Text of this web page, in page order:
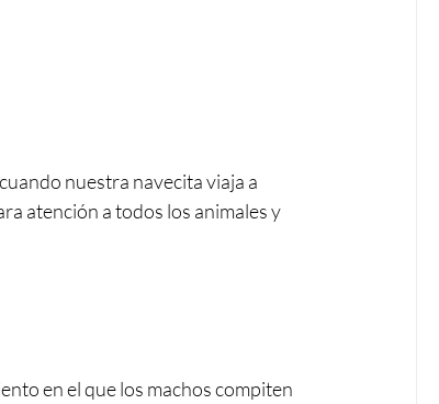
nuestra navecita viaja a
atención a todos los animales y
en el que los machos compiten